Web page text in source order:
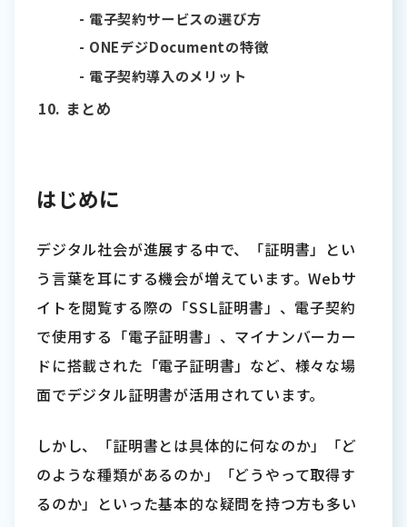
電子契約サービスの選び方
ONEデジDocumentの特徴
電子契約導入のメリット
まとめ
はじめに
デジタル社会が進展する中で、「証明書」とい
う言葉を耳にする機会が増えています。Webサ
イトを閲覧する際の「SSL証明書」、電子契約
で使用する「電子証明書」、マイナンバーカー
ドに搭載された「電子証明書」など、様々な場
面でデジタル証明書が活用されています。
しかし、「証明書とは具体的に何なのか」「ど
のような種類があるのか」「どうやって取得す
るのか」といった基本的な疑問を持つ方も多い